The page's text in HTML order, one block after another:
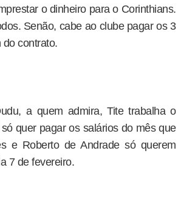
o dinheiro para o Corinthians.
Senão, cabe ao clube pagar os 3
contrato.
a quem admira, Tite trabalha o
quer pagar os salários do mês que
e Roberto de Andrade só querem
7 de fevereiro.